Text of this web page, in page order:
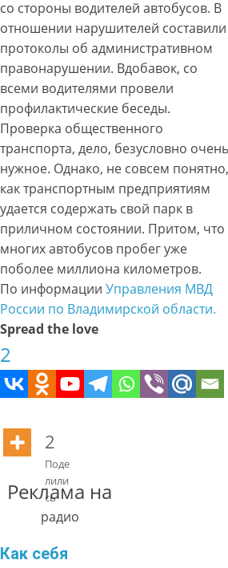
со стороны водителей автобусов. В
отношении нарушителей составили
протоколы об административном
правонарушении. Вдобавок, со
всеми водителями провели
профилактические беседы.
Проверка общественного
транспорта, дело, безусловно очень
нужное. Однако, не совсем понятно,
как транспортным предприятиям
удается содержать свой парк в
приличном состоянии. Притом, что
многих автобусов пробег уже
поболее миллиона километров.
По информации Управления МВД
России по Владимирской области.
Spread the love
2
2
Поде
лили
сь
Реклама на
радио
Как себя